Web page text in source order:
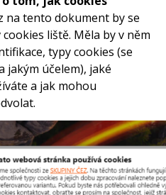
na tento dokument by se
liště. Měla by v něm
typy cookies (se
jakým účelem), jaké
a jak mohou